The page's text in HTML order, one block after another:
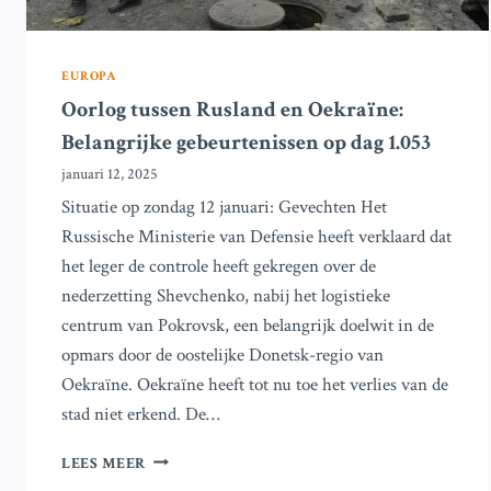
EUROPA
Oorlog tussen Rusland en Oekraïne:
Belangrijke gebeurtenissen op dag 1.053
januari 12, 2025
Situatie op zondag 12 januari: Gevechten Het
Russische Ministerie van Defensie heeft verklaard dat
het leger de controle heeft gekregen over de
nederzetting Shevchenko, nabij het logistieke
centrum van Pokrovsk, een belangrijk doelwit in de
opmars door de oostelijke Donetsk-regio van
Oekraïne. Oekraïne heeft tot nu toe het verlies van de
stad niet erkend. De…
LEES MEER OORLOG